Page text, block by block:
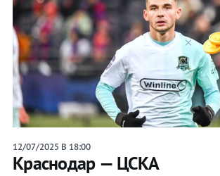
12/07/2025 В 18:00
Краснодар — ЦСКА